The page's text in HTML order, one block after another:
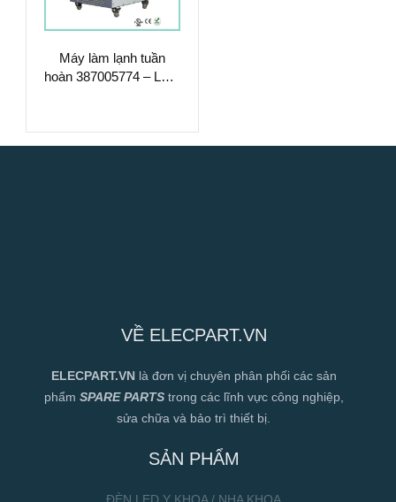
Máy làm lạnh tuần
hoàn 387005774 – Làm
VỀ ELECPART.VN
ELECPART.VN là đơn vị chuyên phân phối các sản
phẩm SPARE PARTStrong các lĩnh vực công nghiệp,
sửa chữa và bảo trì thiết bị.
SẢN PHẨM
ĐÈN LED Y KHOA / NHA KHOA